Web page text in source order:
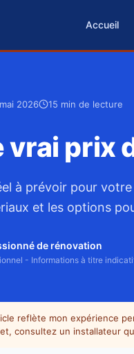
Accueil
2026 15 min de lecture
vrai prix
à prévoir pour
et les options
de rénovation
- Informations à titre
reflète mon expérience
consultez un installateur